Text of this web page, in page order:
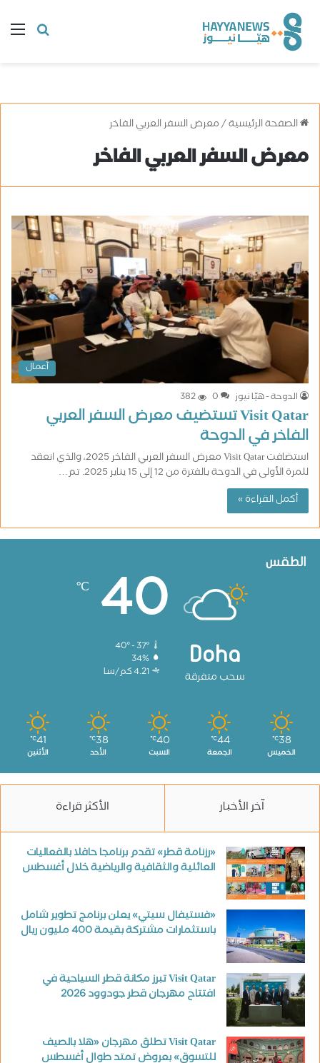
البحث
الصفحة الرئيسية/معرض السفر العربي الفاخر
معرض السفر العربي الفاخر
أعمال
الدوحة - هيّا نيوز
0
382
Visit Qatar تستضيف معرض السفر العربي
الفاخر في الدوحة
استضافت Visit Qatar معرض السفر العربي الفاخر 2025، والذي انعقد
للمرة الأولى في الدوحة بالفترة من 12 إلى 15 يناير 2025. تم…
أكمل القراءة »
الطقس
Doha
سحب متفرقة
40
℃
40º - 37º
34%
4.21 كم/سا
38
℃
الخميس
44
℃
الجمعة
40
℃
السبت
38
℃
الأحد
41
℃
الأثنين
آخر الأخبار الأكثر قراءة
«رزنامة قطر» تقدم برنامجا حافلا بالفعاليات
العائلية والثقافية والرياضية خلال أغسطس
«فستيفال سيتي» يعلن برنامج تطوير شامل
باستثمارات مشتركة بقيمة 400 مليون ريال
Visit Qatar تبرز مكانة قطر السياحية في
افتتاح مهرجان قطر جودوود 2026
Visit Qatar تطلق مهرجان «هلا بالصيف
للتسوق» بعروض تمتد طوال أغسطس